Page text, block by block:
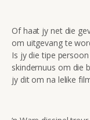
Of haat jy net die
om uitgevang te
Is jy die tipe
skindernuus om die
jy dit om na lelike